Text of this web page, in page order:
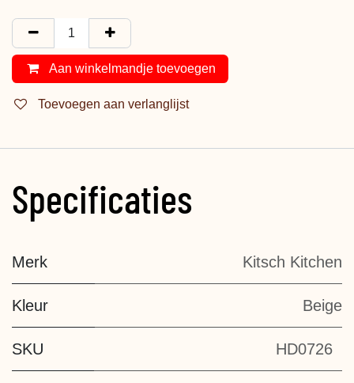
Aan winkelmandje toevoegen
Toevoegen aan verlanglijst
Specificaties
Merk Kitsch Kitchen
Kleur Beige
SKU HD0726